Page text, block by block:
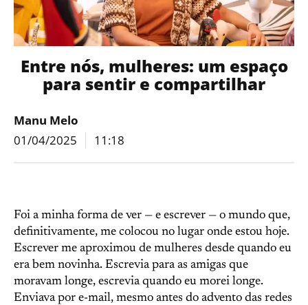
Entre nós, mulheres: um espaço
para sentir e compartilhar
Manu Melo
01/04/2025
11:18
Foi a minha forma de ver — e escrever — o mundo que,
definitivamente, me colocou no lugar onde estou hoje.
Escrever me aproximou de mulheres desde quando eu
era bem novinha. Escrevia para as amigas que
moravam longe, escrevia quando eu morei longe.
Enviava por e-mail, mesmo antes do advento das redes